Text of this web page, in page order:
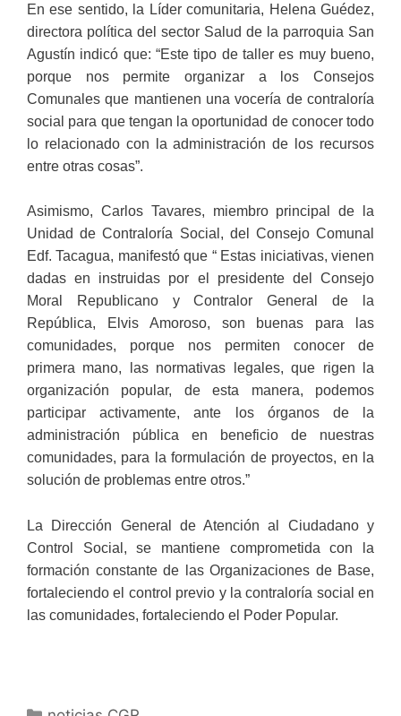
En ese sentido, la Líder comunitaria, Helena Guédez,
directora política del sector Salud de la parroquia San
Agustín indicó que: “Este tipo de taller es muy bueno,
porque nos permite organizar a los Consejos
Comunales que mantienen una vocería de contraloría
social para que tengan la oportunidad de conocer todo
lo relacionado con la administración de los recursos
entre otras cosas”.
Asimismo, Carlos Tavares, miembro principal de la
Unidad de Contraloría Social, del Consejo Comunal
Edf. Tacagua, manifestó que “ Estas iniciativas, vienen
dadas en instruidas por el presidente del Consejo
Moral Republicano y Contralor General de la
República, Elvis Amoroso, son buenas para las
comunidades, porque nos permiten conocer de
primera mano, las normativas legales, que rigen la
organización popular, de esta manera, podemos
participar activamente, ante los órganos de la
administración pública en beneficio de nuestras
comunidades, para la formulación de proyectos, en la
solución de problemas entre otros.”
La Dirección General de Atención al Ciudadano y
Control Social, se mantiene comprometida con la
formación constante de las Organizaciones de Base,
fortaleciendo el control previo y la contraloría social en
las comunidades, fortaleciendo el Poder Popular.